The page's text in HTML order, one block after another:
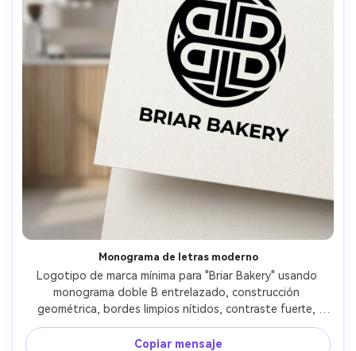
Monograma de letras moderno
Logotipo de marca mínima para "Briar Bakery" usando
monograma doble B entrelazado, construcción
geométrica, bordes limpios nítidos, contraste fuerte,
blanco y negro, marca moderna elegante, marca vectorial
con espaciamiento preciso, sin sombras, sin gradientes,
Copiar mensaje